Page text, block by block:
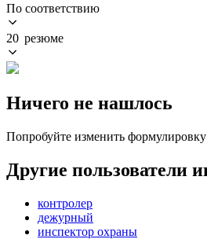
По соответствию
20 резюме
Ничего не нашлось
Попробуйте изменить
Другие пользователи
контролер
дежурный
инспектор охраны